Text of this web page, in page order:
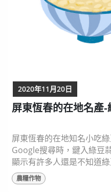
屏東恆春的在地名產-
屏東恆春的在地知名小吃
Google搜尋時，鍵入綠豆
顯示有許多人還是不知道
綠豆蒜究竟是蒜頭？還是
豆，不是蒜也不是綠豆加
農糧作物
2020年11月20日